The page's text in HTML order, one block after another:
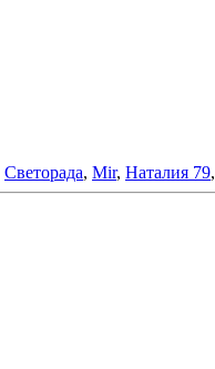
Светорада, Mir, Наталия 79,